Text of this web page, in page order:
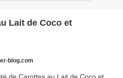
Lait de Coco et
blog.com